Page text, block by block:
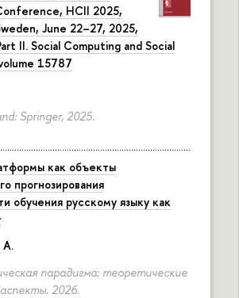
HCII 2025,
June 22–27, 2025,
II. Social Computing and Social
15787
Springer, 2025.
как объекты
прогнозирования
обучения русскому языку как
А.
парадигма: теоретические
2026.